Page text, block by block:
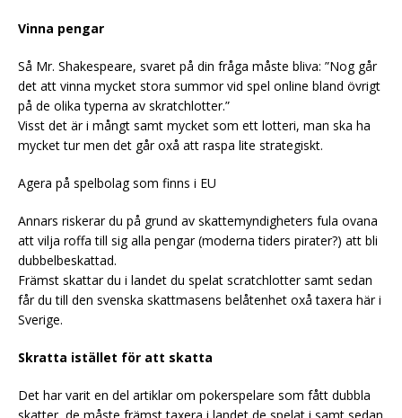
Vinna pengar
Så Mr. Shakespeare, svaret på din fråga måste bliva: ”Nog går
det att vinna mycket stora summor vid spel online bland övrigt
på de olika typerna av skratchlotter.”
Visst det är i mångt samt mycket som ett lotteri, man ska ha
mycket tur men det går oxå att raspa lite strategiskt.
Agera på spelbolag som finns i EU
Annars riskerar du på grund av skattemyndigheters fula ovana
att vilja roffa till sig alla pengar (moderna tiders pirater?) att bli
dubbelbeskattad.
Främst skattar du i landet du spelat scratchlotter samt sedan
får du till den svenska skattmasens belåtenhet oxå taxera här i
Sverige.
Skratta istället för att skatta
Det har varit en del artiklar om pokerspelare som fått dubbla